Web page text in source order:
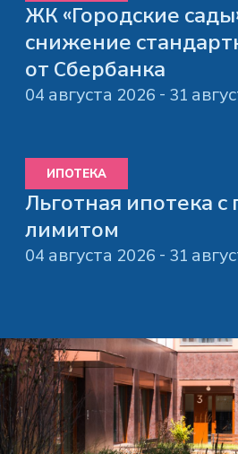
ЖК «Городские
снижение
от Сбербанка
04 августа 2026 - 31
ИПОТЕКА
Льготная ипотека
лимитом
04 августа 2026 - 31